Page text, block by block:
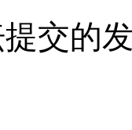
提交的